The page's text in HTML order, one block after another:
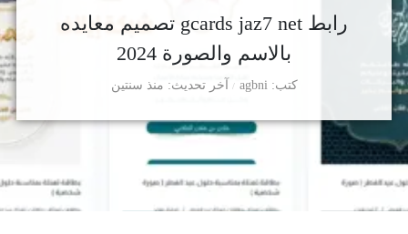
رابط gcards jaz7 net تصميم معايده
بالاسم والصورة 2024
كتب agbni آخر تحديث منذ سنتين